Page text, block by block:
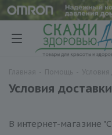
Условия доставки
В интернет-магазине